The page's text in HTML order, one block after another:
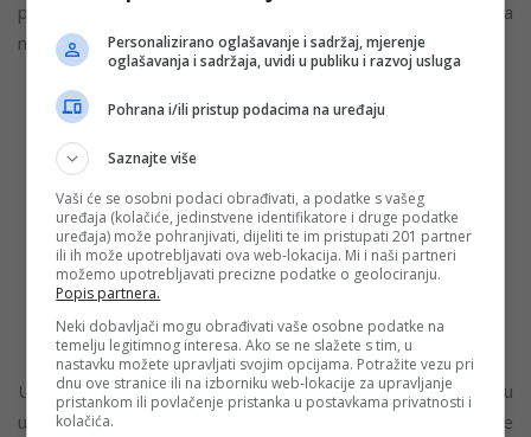
pokazatelj, ali i tek mali dio ljudi kojima je ova industrija
namijenjena.
„Idemo prema tri milijarde korisnika a to je približno
broju ljudi koji su danas i dalje van formalnog
finansijskog sistema. Budućnost u kojoj se novac kreće
jednako slobodno kao informacije, gdje ljudi, softver i AI
agenti dijele istu otvorenu ekonomiju i gdje nikome nije
potrebna dozvola da učestvuje je vizija koja me pokreće.
Na mnogo načina, i dalje imam osjećaj kao da smo tek
na početku“, poručila je Yi He.
Uvrštavanje Yi He na Fortune listu ukazuje na širu promjenu
u globalnom poslovnom okruženju. Kripto sektor više se ne
Personalizirano oglašavanje i sadržaj, mjerenje
oglašavanja i sadržaja, uvidi u publiku i razvoj usluga
Pohrana i/ili pristup podacima na uređaju
Saznajte više
Vaši će se osobni podaci obrađivati, a podatke s vašeg
uređaja (kolačiće, jedinstvene identifikatore i druge podatke
uređaja) može pohranjivati, dijeliti te im pristupati 201 partner
ili ih može upotrebljavati ova web-lokacija. Mi i naši partneri
možemo upotrebljavati precizne podatke o geolociranju.
Popis partnera.
Neki dobavljači mogu obrađivati vaše osobne podatke na
temelju legitimnog interesa. Ako se ne slažete s tim, u
nastavku možete upravljati svojim opcijama. Potražite vezu pri
dnu ove stranice ili na izborniku web-lokacije za upravljanje
pristankom ili povlačenje pristanka u postavkama privatnosti i
kolačića.